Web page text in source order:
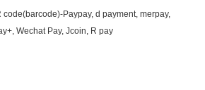
Paypay, d payment, merpay,
Wechat Pay, Jcoin, R pay